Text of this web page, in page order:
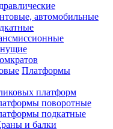
автомобильные
Платформы
платформ
поворотные
подкатные
и балки